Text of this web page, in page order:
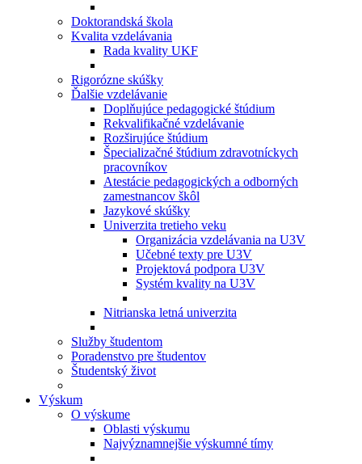
Doktorandská škola
Kvalita vzdelávania
Rada kvality UKF
Rigorózne skúšky
Ďalšie vzdelávanie
Doplňujúce pedagogické štúdium
Rekvalifikačné vzdelávanie
Rozširujúce štúdium
Špecializačné štúdium zdravotníckych
pracovníkov
Atestácie pedagogických a odborných
zamestnancov škôl
Jazykové skúšky
Univerzita tretieho veku
Organizácia vzdelávania na U3V
Učebné texty pre U3V
Projektová podpora U3V
Systém kvality na U3V
Nitrianska letná univerzita
Služby študentom
Poradenstvo pre študentov
Študentský život
Výskum
O výskume
Oblasti výskumu
Najvýznamnejšie výskumné tímy